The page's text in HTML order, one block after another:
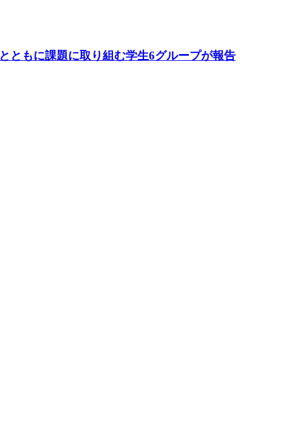
ともに課題に取り組む学生6グループが報告